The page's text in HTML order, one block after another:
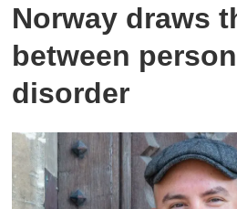
Norway draws
between
disorder